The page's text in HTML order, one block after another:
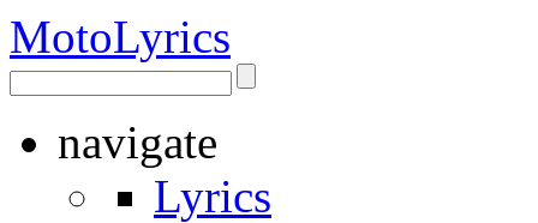
MotoLyrics
navigate
Lyrics